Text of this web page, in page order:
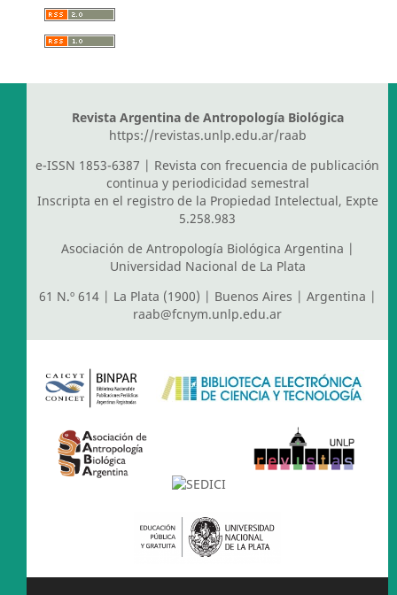
Revista Argentina de Antropología Biológica
https://revistas.unlp.edu.ar/raab
e-ISSN 1853-6387 | Revista con frecuencia de publicación
continua y periodicidad semestral
Inscripta en el registro de la Propiedad Intelectual, Expte
5.258.983
Asociación de Antropología Biológica Argentina |
Universidad Nacional de La Plata
61 N.º 614 | La Plata (1900) | Buenos Aires | Argentina |
raab@fcnym.unlp.edu.ar